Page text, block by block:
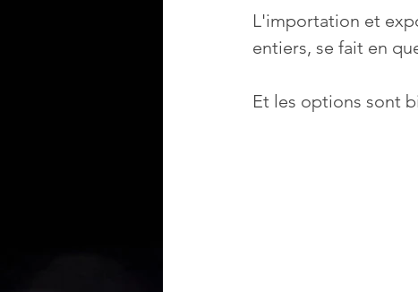
L'importation et
entiers, se fait en
Et les options sont